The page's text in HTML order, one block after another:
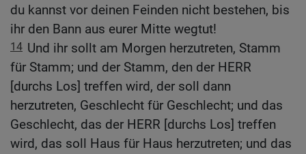
du kannst vor deinen Feinden nicht bestehen, bis
ihr den Bann aus eurer Mitte wegtut!
14 Und ihr sollt am Morgen herzutreten, Stamm
für Stamm; und der Stamm, den der HERR
[durchs Los] treffen wird, der soll dann
herzutreten, Geschlecht für Geschlecht; und das
Geschlecht, das der HERR [durchs Los] treffen
wird, das soll Haus für Haus herzutreten; und das